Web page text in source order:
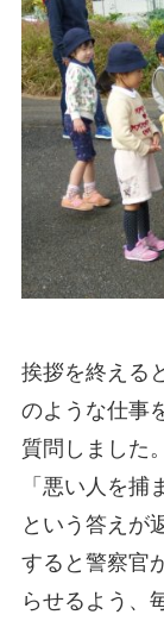
挨拶を終える
のような仕事
質問しました。
「悪い人を
という答えが
すると警察官
らせるよう、